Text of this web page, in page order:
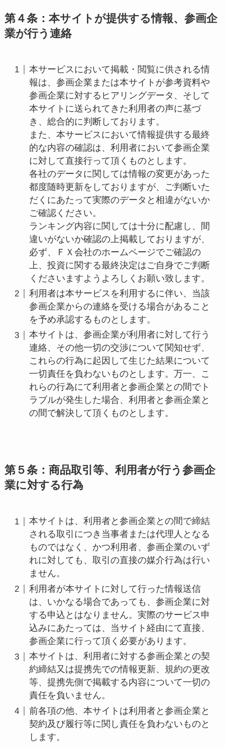
第４条：本サイトが提供する情報、参画企
業が行う連絡
本サービスにおいて掲載・閲覧に供される情
報は、参画企業または本サイトが参考資料や
参画企業に対するヒアリングデータ、そして
本サイトに送られてきた利用者の声に基づ
き、総合的に判断しております。
また、本サービスにおいて情報提供する最終
的な内容の確認は、利用者において参画企業
に対して直接行って頂くものとします。
各社のデータに関しては情報の変更があった
都度随時更新をしておりますが、ご判断いた
だくにあたって実際のデータと相違がないか
ご確認ください。
ランキング内容に関しては十分に配慮し、間
違いがないか確認の上掲載しておりますが、
必ず、ＦＸ会社のホームページでご確認の
上、投資に関する最終決定はご自身でご判断
くださいますようよろしくお願い致します。
利用者は本サービスを利用するに伴い、当該
参画企業からの連絡を受ける場合があること
を予め承認するものとします。
本サイトは、参画企業が利用者に対して行う
連絡、その他一切の交渉について関知せず、
これらの行為に起因して生じた結果について
一切責任を負わないものとします。万一、こ
れらの行為にて利用者と参画企業との間でト
ラブルが発生した場合、利用者と参画企業と
の間で解決して頂くものとします。
第５条：商品取引等、利用者が行う参画企
業に対する行為
本サイトは、利用者と参画企業との間で締結
される取引につき当事者または代理人となる
ものではなく、かつ利用者、参画企業のいず
れに対しても、取引の直接の媒介行為は行い
ません。
利用者が本サイトに対して行った情報送信
は、いかなる場合であっても、参画企業に対
する申込とはなりません。実際のサービス申
込みにあたっては、当サイト経由にて直接、
参画企業に行って頂く必要があります。
本サイトは、利用者に対する参画企業との契
約締結又は提携先での情報更新、規約の更改
等、提携先側で掲載する内容について一切の
責任を負いません。
前各項の他、本サイトは利用者と参画企業と
契約及び履行等に関し責任を負わないものと
します。